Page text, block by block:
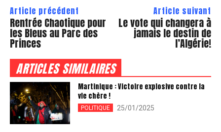
Article précédent
Rentrée Chaotique pour
les Bleus au Parc des
Princes
Article suivant
Le vote qui changera à
jamais le destin de
l’Algérie!
ARTICLES SIMILAIRES
Martinique : Victoire explosive contre la
vie chère !
POLITIQUE 25/01/2025